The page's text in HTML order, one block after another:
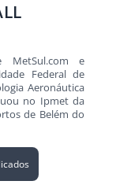
MetSul.com e
Federal de
Aeronáutica
no Ipmet da
de Belém do